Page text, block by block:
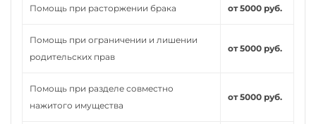
Помощь при расторжении брака от 5000 руб.
Помощь при ограничении и лишении
родительских прав
от 5000 руб.
Помощь при разделе совместно
нажитого имущества
от 5000 руб.